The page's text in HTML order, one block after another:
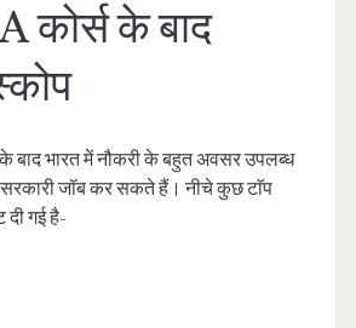
कोर्स के बाद
बाद भारत में नौकरी के बहुत अवसर उपलब्ध
जॉब कर सकते हैं। नीचे कुछ टाॅप
दी गई है-